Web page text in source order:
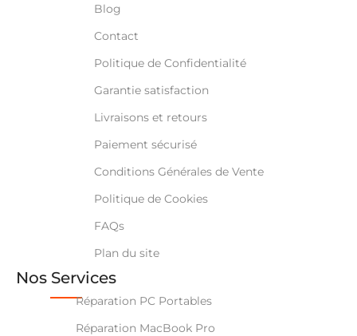
Blog
Contact
Politique de Confidentialité
Garantie satisfaction
Livraisons et retours
Paiement sécurisé
Conditions Générales de Vente
Politique de Cookies
FAQs
Plan du site
Nos Services
Réparation PC Portables
Réparation MacBook Pro